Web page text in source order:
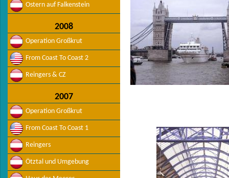
Ostern auf Falkenstein
2008
Operation Großkrut
From Coast To Coast 2
Reingers & CZ
2007
Operation Großkrut
From Coast To Coast 1
Reingers
Ötztal und Umgebung